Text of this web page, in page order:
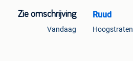
Zie omschrijving
Vandaag
Ruud
Hoogstraten